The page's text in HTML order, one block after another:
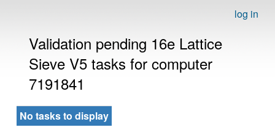
log in
Validation pending 16e Lattice
Sieve V5 tasks for computer
7191841
No tasks to display